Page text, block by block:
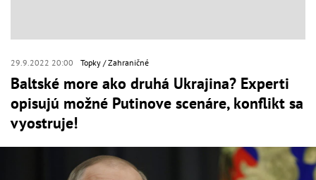
29.9.2022 20:00 Topky Zahraničné
Baltské more ako druhá Ukrajina? Experti
opisujú možné Putinove scenáre, konflikt sa
vyostruje!